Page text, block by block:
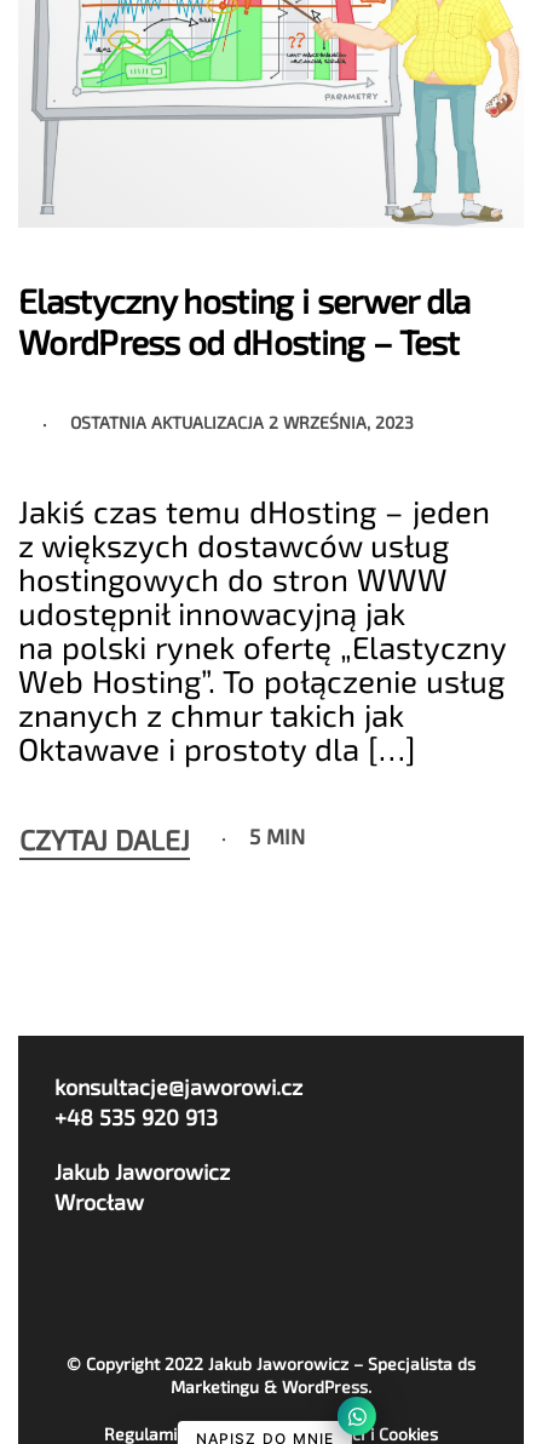
Elastyczny hosting i serwer dla
WordPress od dHosting – Test
OSTATNIA AKTUALIZACJA 2 WRZEŚNIA, 2023
Jakiś czas temu dHosting – jeden
z większych dostawców usług
hostingowych do stron WWW
udostępnił innowacyjną jak
na polski rynek ofertę „Elastyczny
Web Hosting”. To połączenie usług
znanych z chmur takich jak
Oktawave i prostoty dla […]
CZYTAJ DALEJ 5 MIN
konsultacje@jaworowi.cz
+48 535 920 913
Jakub Jaworowicz
Wrocław
© Copyright 2022 Jakub Jaworowicz – Specjalista ds
Marketingu & WordPress.
Regulaminy, Polityka Prywatności i Cookies
NAPISZ DO MNIE